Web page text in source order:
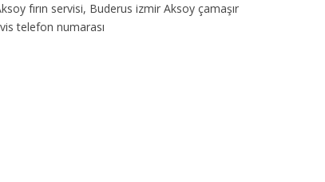
fırın servisi, Buderus izmir Aksoy çamaşır
telefon numarası